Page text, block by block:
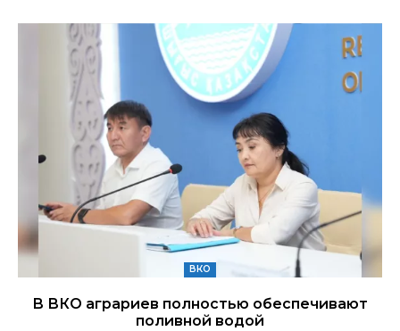
ВКО
В ВКО аграриев полностью обеспечивают
поливной водой